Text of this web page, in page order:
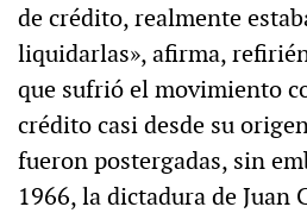
de crédito, realmente
liquidarlas», afirma,
que sufrió el movimiento
crédito casi desde su
fueron postergadas, sin
1966, la dictadura de Juan